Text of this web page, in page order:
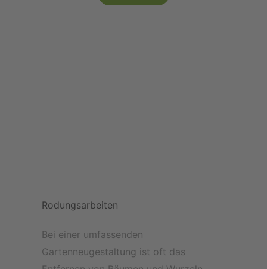
Rodungsarbeiten
Bei einer umfassenden
Gartenneugestaltung ist oft das